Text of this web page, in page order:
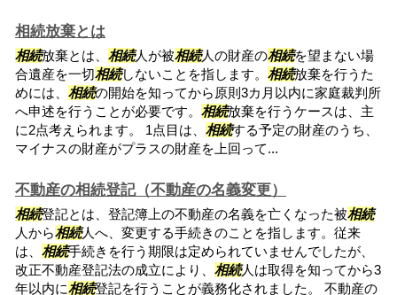
相続放棄とは
相続放棄とは、 相続人が被相続人の財産の相続を望まない場
合遺産を一切相続しないことを指します。 相続放棄を行うた
めには、 相続の開始を知ってから原則3カ月以内に家庭裁判所
へ申述を行うことが必要です。 相続放棄を行うケースは、主
に2点考えられます。 1点目は、 相続する予定の財産のうち、
マイナスの財産がプラスの財産を上回って...
不動産の相続登記（不動産の名義変更）
相続登記とは、登記簿上の不動産の名義を亡くなった被相続
人から相続人へ、変更する手続きのことを指します。従来
は、 相続手続きを行う期限は定められていませんでしたが、
改正不動産登記法の成立により、 相続人は取得を知ってから3
年以内に相続登記を行うことが義務化されました。 不動産の